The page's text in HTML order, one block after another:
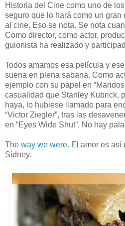
Historia del Cine como uno de
seguro que lo hará como un gran
al cine. Eso se nota. Se nota
Como director, como actor,
guionista ha realizado y
Todos amamos esa película y
suena en plena sabana. Como
ejemplo con su papel en
casualidad que Stanley Kubrick,
haya, lo hubiese llamado para
“Victor Ziegler”, tras las
en “Eyes Wide Shut”. No hay
The way we were. El amor es así
Sidney.